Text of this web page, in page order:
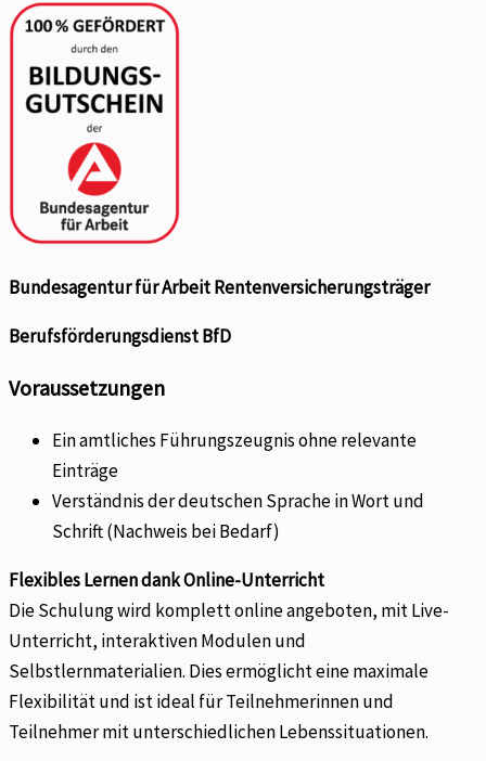
Bundesagentur für Arbeit Rentenversicherungsträger
Berufsförderungsdienst BfD
Voraussetzungen
Ein amtliches Führungszeugnis ohne relevante
Einträge
Verständnis der deutschen Sprache in Wort und
Schrift (Nachweis bei Bedarf)
Flexibles Lernen dank Online-Unterricht
Die Schulung wird komplett online angeboten, mit Live-
Unterricht, interaktiven Modulen und
Selbstlernmaterialien. Dies ermöglicht eine maximale
Flexibilität und ist ideal für Teilnehmerinnen und
Teilnehmer mit unterschiedlichen Lebenssituationen.